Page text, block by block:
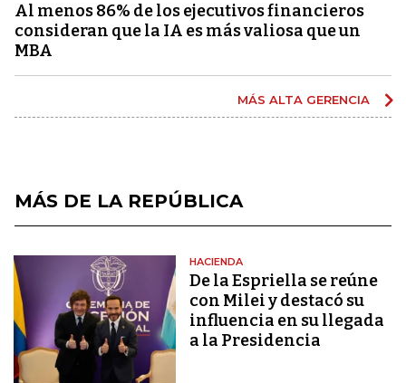
Al menos 86% de los ejecutivos financieros
consideran que la IA es más valiosa que un
MBA
MÁS ALTA GERENCIA
MÁS DE LA REPÚBLICA
HACIENDA
De la Espriella se reúne
con Milei y destacó su
influencia en su llegada
a la Presidencia